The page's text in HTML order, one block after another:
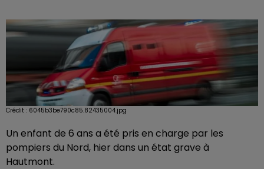
Crédit : 6045b3be790c85.82435004.jpg
Un enfant de 6 ans a été pris en charge par les
pompiers du Nord, hier dans un état grave à
Hautmont.